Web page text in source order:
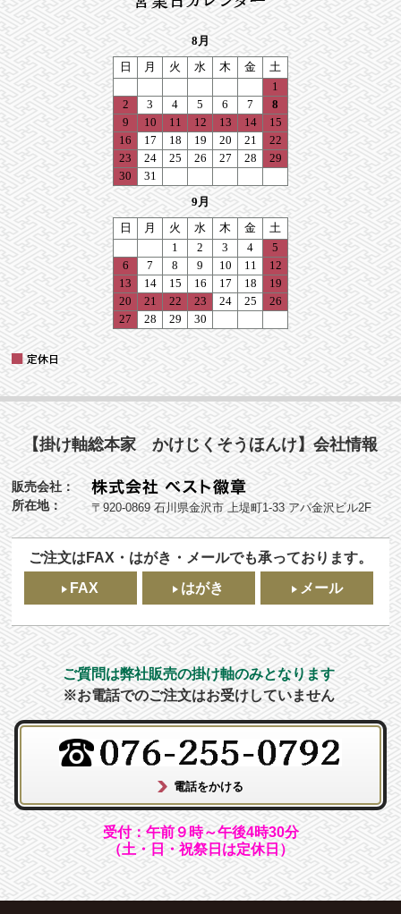
【掛け軸総本家 かけじくそうほんけ】会社情報
販売会社：
所在地：
〒920-0869 石川県金沢市 上堤町1-33 アパ金沢ビル2F
ご注文はFAX・はがき・メールでも承っております。
FAX
はがき メール
ご質問は弊社販売の掛け軸のみとなります
※お電話でのご注文はお受けしていません
受付：午前９時～午後4時30分
（土・日・祝祭日は定休日）